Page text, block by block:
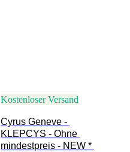
Kostenloser Versand
Cyrus Geneve -
KLEPCYS - Ohne
mindestpreis - NEW *